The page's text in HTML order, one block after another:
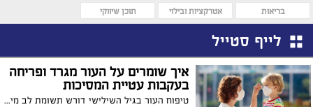
בריאות אטרקציות ובילוי תוכן שיווקי
לייף סטייל
איך שומרים על העור מגרד ופריחה
בעקבות עטיית המסיכות
טיפוח העור בגיל השילישי דורש תשומת לב מיוחדת ושונה מטיפול בעור בגיל צעיר יותר. לדברי רונית שגב, מדענית, חוקרת עור, בעלת חברת הקוסמטיקה המדעית ביופור :"את העור אפשר להתחיל לטפח בכל גיל ולקבל תוצאות. ככל שמתחילים מוקדם יותר התוצאות תהיינה טובות יותר. מי שהחלה טיפוח נכון ואנטי אייג'ינג בהתאם לגילה, כבר בשנות ה-30 לחייה, תגיע לגיל 60 עם עור טוב מוצק וצעיר יותר מכפי הגיל הביולוגי. אבל... גם בת 60 שהחליטה לחדש את עורה מכאן מאילך, תוכל לקבל בתוך מספר חודשים עור שנראה צעיר יותר מכפי גילו הביולוגי."